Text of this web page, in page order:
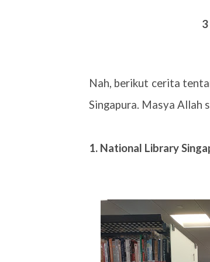
Nah, berikut cerita
Singapura. Masya Allah
1. National Library